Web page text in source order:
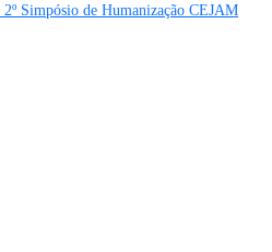
Simpósio de Humanização CEJAM